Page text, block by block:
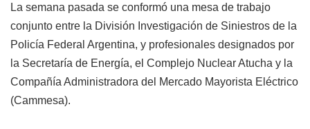
La semana pasada se conformó una mesa de trabajo
conjunto entre la División Investigación de Siniestros de la
Policía Federal Argentina, y profesionales designados por
la Secretaría de Energía, el Complejo Nuclear Atucha y la
Compañía Administradora del Mercado Mayorista Eléctrico
(Cammesa).